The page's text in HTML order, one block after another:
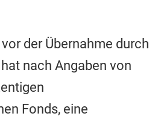
der Übernahme durch
nach Angaben von
Fonds, eine